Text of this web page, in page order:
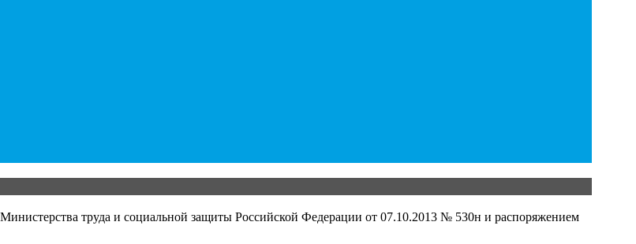
Министерства труда и социальной защиты Российской Федерации от 07.10.2013 № 530н и распоряжением